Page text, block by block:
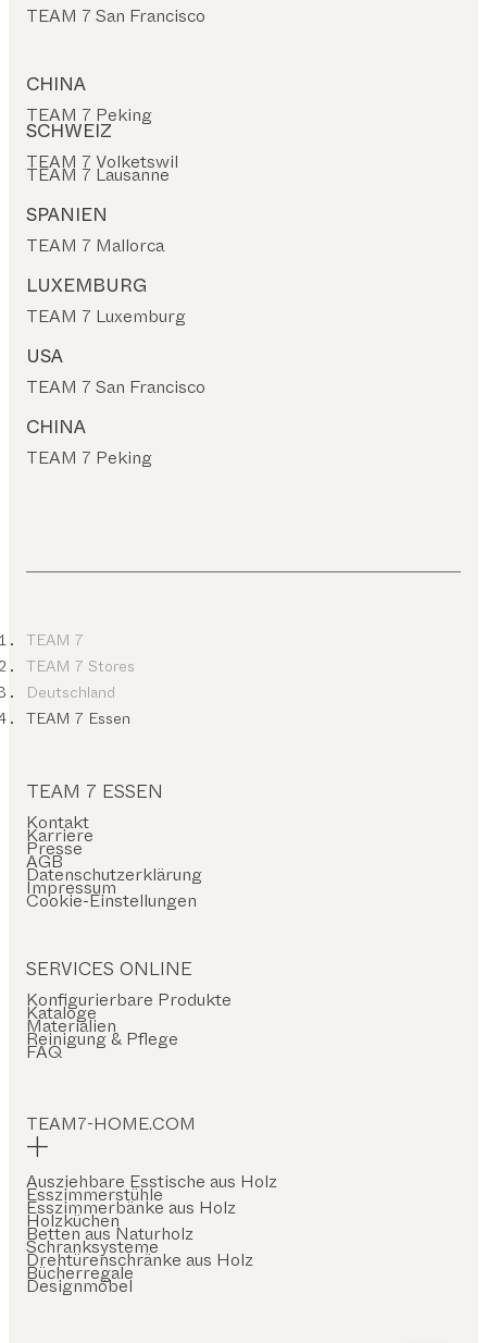
TEAM 7 San Francisco
CHINA
TEAM 7 Peking
SCHWEIZ
TEAM 7 Volketswil
TEAM 7 Lausanne
SPANIEN
TEAM 7 Mallorca
LUXEMBURG
TEAM 7 Luxemburg
USA
TEAM 7 San Francisco
CHINA
TEAM 7 Peking
TEAM 7
TEAM 7 Stores
Deutschland
TEAM 7 Essen
TEAM 7 ESSEN
Kontakt
Karriere
Presse
AGB
Datenschutzerklärung
Impressum
Cookie-Einstellungen
SERVICES ONLINE
Konfigurierbare Produkte
Kataloge
Materialien
Reinigung & Pflege
FAQ
TEAM7-HOME.COM
Ausziehbare Esstische aus Holz
Esszimmerstühle
Esszimmerbänke aus Holz
Holzküchen
Betten aus Naturholz
Schranksysteme
Drehtürenschränke aus Holz
Bücherregale
Designmöbel